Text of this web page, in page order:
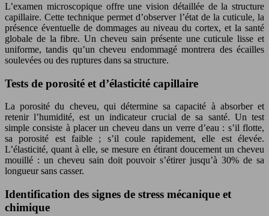
L’examen microscopique offre une vision détaillée de la structure
capillaire. Cette technique permet d’observer l’état de la cuticule, la
présence éventuelle de dommages au niveau du cortex, et la santé
globale de la fibre. Un cheveu sain présente une cuticule lisse et
uniforme, tandis qu’un cheveu endommagé montrera des écailles
soulevées ou des ruptures dans sa structure.
Tests de porosité et d’élasticité capillaire
La porosité du cheveu, qui détermine sa capacité à absorber et
retenir l’humidité, est un indicateur crucial de sa santé. Un test
simple consiste à placer un cheveu dans un verre d’eau : s’il flotte,
sa porosité est faible ; s’il coule rapidement, elle est élevée.
L’élasticité, quant à elle, se mesure en étirant doucement un cheveu
mouillé : un cheveu sain doit pouvoir s’étirer jusqu’à 30% de sa
longueur sans casser.
Identification des signes de stress mécanique et
chimique